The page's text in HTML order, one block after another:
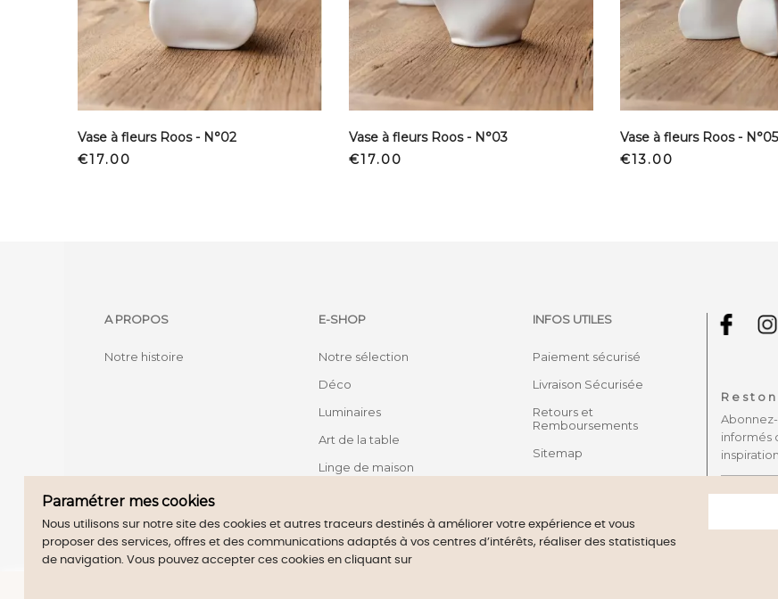
Vase à fleurs Roos - N°02
Price
€17.00
Vase à fleurs Roos - N°03
Price
€17.00
Vase à fleurs Roos - N°05
Price
€13.00
A PROPOS
Notre histoire
E-SHOP
Notre sélection
Déco
Luminaires
Art de la table
Linge de maison
INFOS UTILES
Paiement sécurisé
Livraison Sécurisée
Retours et
Remboursements
Sitemap
informés
Merchant approved by Guaranteed Reviews Company,
Paramétrer mes cookies
Nous utilisons sur notre site des cookies et autres traceurs destinés à améliorer votre expérience et vous
proposer des services, offres et des communications adaptés à vos centres d’intérêts, réaliser des statistiques
de navigation. Vous pouvez accepter ces cookies en cliquant sur